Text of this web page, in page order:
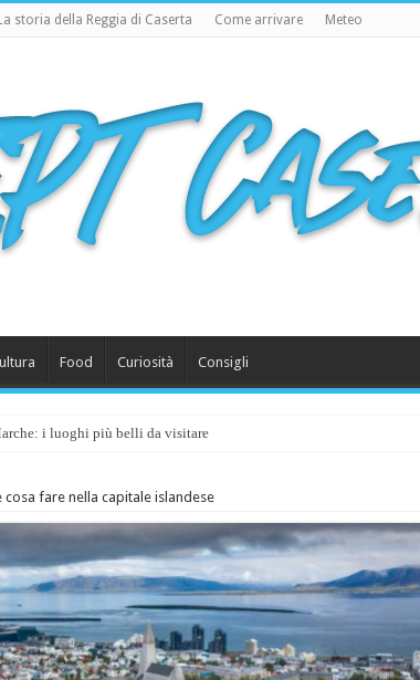
La storia della Reggia di Caserta Come arrivare Meteo
Food Curiosità Consigli
i luoghi più belli da visitare
cosa fare nella capitale islandese